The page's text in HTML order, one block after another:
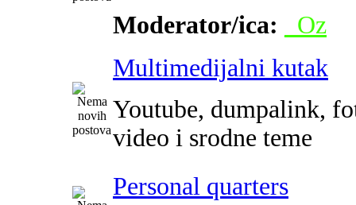
Moderator/ica:
_Oz
Multimedijalni kutak
Youtube, dumpalink,
video i srodne teme
Personal quarters